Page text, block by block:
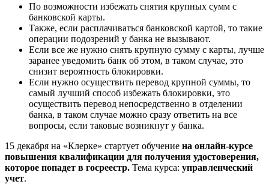
По возможности избежать снятия крупных сумм с
банковской карты.
Также, если расплачиваться банковской картой, то такие
операции подозрений у банка не вызывают.
Если все же нужно снять крупную сумму с карты, лучше
заранее уведомить банк об этом, в таком случае, это
снизит вероятность блокировки.
Если нужно осуществить перевод крупной суммы, то
самый лучший способ избежать блокировки, это
осуществить перевод непосредственно в отделении
банка, в таком случае можно сразу ответить на все
вопросы, если таковые возникнут у банка.
15 декабря на «Клерке» стартует обучение на онлайн-курсе
повышения квалификации для получения удостоверения,
которое попадет в госреестр. Тема курса: управленческий
учет.